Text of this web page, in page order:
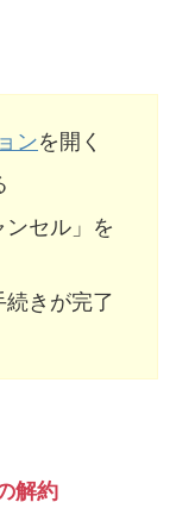
ンを開く
ンセル」を
続きが完了
解約